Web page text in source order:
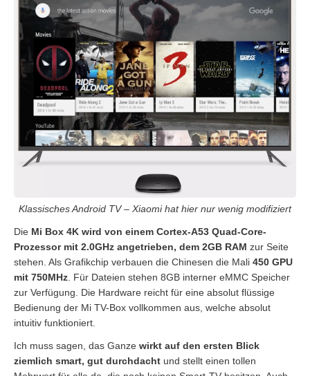
Klassisches Android TV – Xiaomi hat hier nur wenig modifiziert
Die Mi Box 4K wird von einem Cortex-A53 Quad-Core-
Prozessor mit 2.0GHz angetrieben, dem 2GB RAM zur Seite
stehen. Als Grafikchip verbauen die Chinesen die Mali 450 GPU
mit 750MHz . Für Dateien stehen 8GB interner eMMC Speicher
zur Verfügung. Die Hardware reicht für eine absolut flüssige
Bedienung der Mi TV-Box vollkommen aus, welche absolut
intuitiv funktioniert.
Ich muss sagen, das Ganze wirkt auf den ersten Blick
ziemlich smart, gut durchdacht und stellt einen tollen